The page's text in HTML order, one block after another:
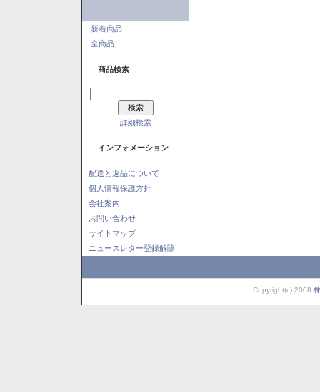
新着商品...
全商品...
商品検索
詳細検索
インフォメーション
配送と返品について
個人情報保護方針
会社案内
お問い合わせ
サイトマップ
ニュースレター登録解除
Copyright(c) 2008